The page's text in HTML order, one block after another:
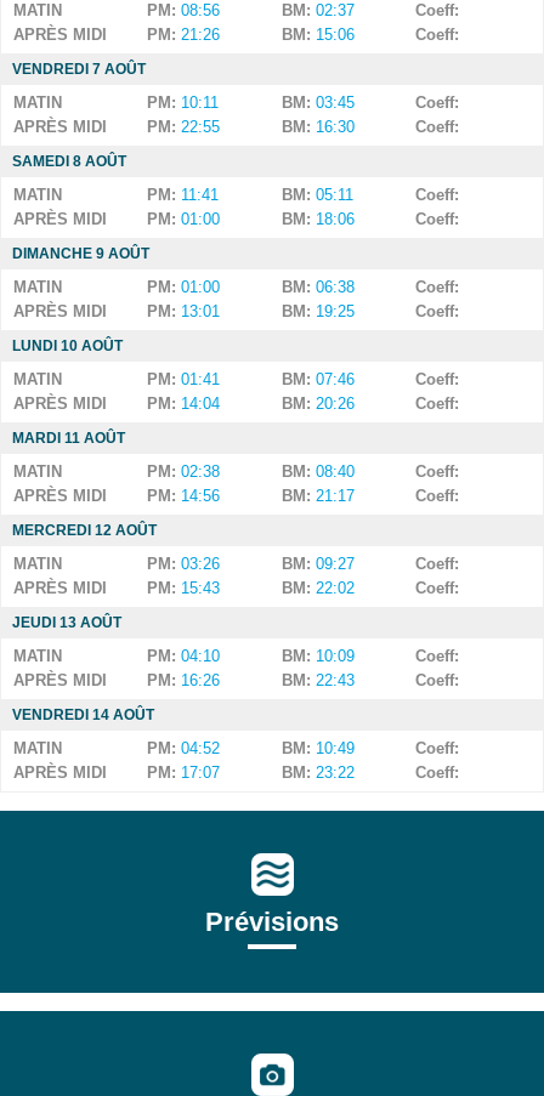
MATIN PM: 08:56 BM: 02:37
Coeff:
APRÈS MIDI
PM: 21:26 BM: 15:06 Coeff:
VENDREDI 7 AOÛT
MATIN PM: 10:11 BM: 03:45
Coeff:
APRÈS MIDI
PM: 22:55 BM: 16:30 Coeff:
SAMEDI 8 AOÛT
MATIN PM: 11:41 BM: 05:11
Coeff:
APRÈS MIDI
PM: 01:00 BM: 18:06 Coeff:
DIMANCHE 9 AOÛT
MATIN PM: 01:00 BM: 06:38
Coeff:
APRÈS MIDI
PM: 13:01 BM: 19:25 Coeff:
LUNDI 10 AOÛT
MATIN PM: 01:41 BM: 07:46
Coeff:
APRÈS MIDI
PM: 14:04 BM: 20:26 Coeff:
MARDI 11 AOÛT
MATIN PM: 02:38 BM: 08:40
Coeff:
APRÈS MIDI
PM: 14:56 BM: 21:17 Coeff:
MERCREDI 12 AOÛT
MATIN PM: 03:26 BM: 09:27
Coeff:
APRÈS MIDI
PM: 15:43 BM: 22:02 Coeff:
JEUDI 13 AOÛT
MATIN PM: 04:10 BM: 10:09
Coeff:
APRÈS MIDI
PM: 16:26 BM: 22:43 Coeff:
VENDREDI 14 AOÛT
MATIN PM: 04:52 BM: 10:49
Coeff:
APRÈS MIDI
PM: 17:07 BM: 23:22 Coeff:
Prévisions